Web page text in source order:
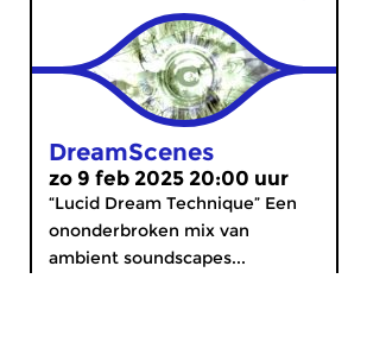
DreamScenes
zo 9 feb 2025 20:00 uur
“Lucid Dream Technique” Een
ononderbroken mix van
ambient soundscapes...